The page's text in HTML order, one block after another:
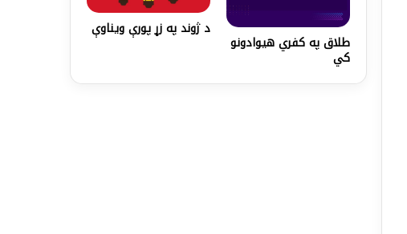
طلاق په کفري هیوادونو
کي
د ژوند په زړ پورې ویناوې